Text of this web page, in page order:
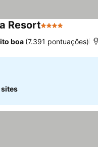
Resort4 Estrelas
boa (7.391 pontuações)
sites